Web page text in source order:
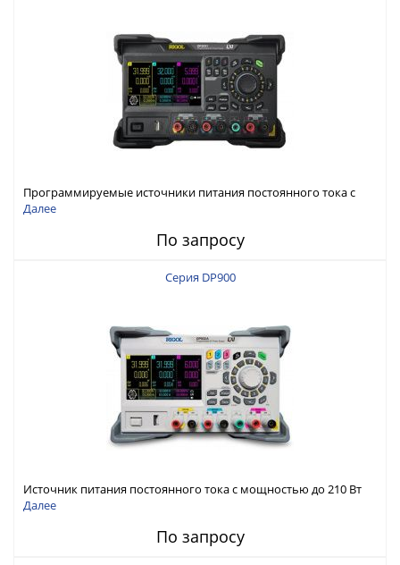
Программируемые источники питания постоянного тока с
мощностью 222 Вт, 3 канала
Далее
По запросу
Серия DP900
Источник питания постоянного тока с мощностью до 210 Вт
Далее
По запросу